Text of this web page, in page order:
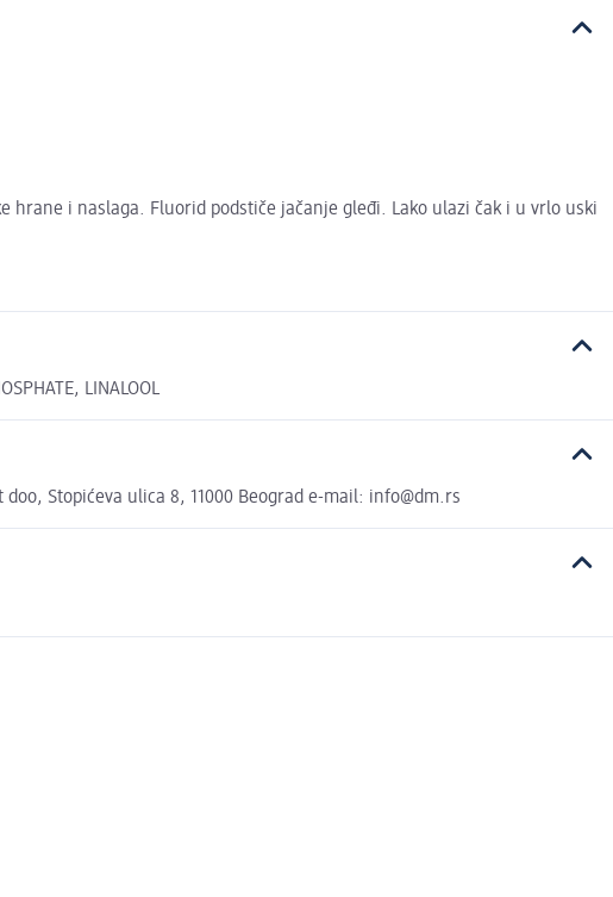
i naslaga. Fluorid podstiče jačanje gleđi. Lako ulazi čak i u vrlo uski
LINALOOL
Stopićeva ulica 8, 11000 Beograd e-mail: info@dm.rs